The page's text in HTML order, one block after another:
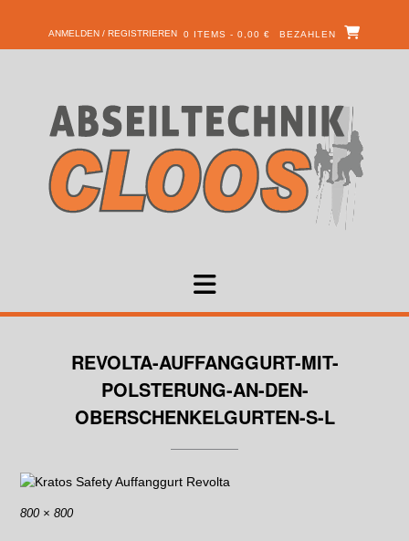
ANMELDEN / REGISTRIEREN 0 ITEMS - 0,00 € BEZAHLEN
REVOLTA-AUFFANGGURT-MIT-
POLSTERUNG-AN-DEN-
OBERSCHENKELGURTEN-S-L
800 × 800